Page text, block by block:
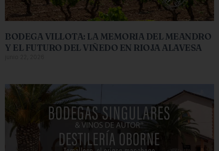
BODEGA VILLOTA: LA MEMORIA DEL MEANDRO
Y EL FUTURO DEL VIÑEDO EN RIOJA ALAVESA